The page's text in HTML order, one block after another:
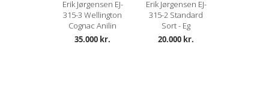
Lædertykkelse: 1-1,2 mm.
Læs mere om pleje og vedligeholdelse her
Erik Jørgensen EJ-
315-3 Wellington
Cognac Anilin
35.000 kr.
Erik Jørgensen EJ-
315-2 Standard
Sort - Eg
20.000 kr.